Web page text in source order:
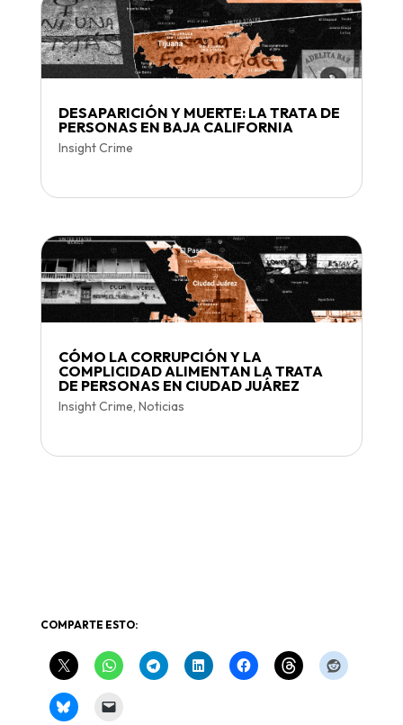
DESAPARICIÓN Y MUERTE: LA TRATA DE
PERSONAS EN BAJA CALIFORNIA
Insight Crime
CÓMO LA CORRUPCIÓN Y LA
COMPLICIDAD ALIMENTAN LA TRATA
DE PERSONAS EN CIUDAD JUÁREZ
Insight Crime, Noticias
COMPARTE ESTO: